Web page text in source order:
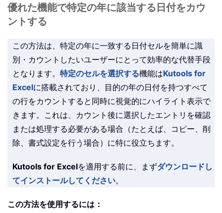
優れた機能で特定の年に該当する日付をカウ
ントする
この方法は、特定の年に一致する日付セルを簡単に識
別・カウントしたいユーザーにとって効率的な代替手段
となります。 特定のセルを選択する機能はKutools for
Excelに搭載されており、目的の年の日付を持つすべて
の行をカウントすると同時に視覚的にハイライト表示で
きます。これは、カウント後に選択したエントリを確認
または処理する必要がある場合（たとえば、コピー、削
除、書式設定を行う場合）に特に役立ちます。
Kutools for Excelを適用する前に、まずダウンロードし
てインストールしてください。
この方法を使用するには：